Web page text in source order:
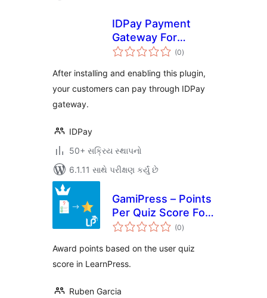
IDPay Payment
Gateway For
LearnPress (0કુલ
રેટિંગ્સ
)
After installing and enabling this plugin,
your customers can pay through IDPay
gateway.
IDPay
50+ સક્રિય સ્થાપનો
6.1.11 સાથે પરીક્ષણ કર્યું છે
GamiPress – Points
Per Quiz Score For
LearnPress (0કુલ
રેટિંગ્સ
)
Award points based on the user quiz
score in LearnPress.
Ruben Garcia